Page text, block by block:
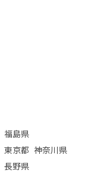
福島県
東京都 神奈川県
長野県